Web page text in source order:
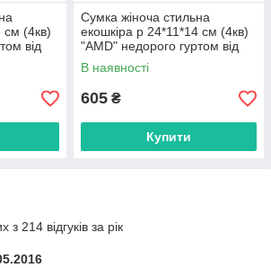
см (4кв)
від
Сумка жіноча стильна
екошкіра р 24*11*14 см (4кв)
"AMD" недорого гуртом від
прямого постачальника
В наявності
605 ₴
Купити
з 214 відгуків за рік